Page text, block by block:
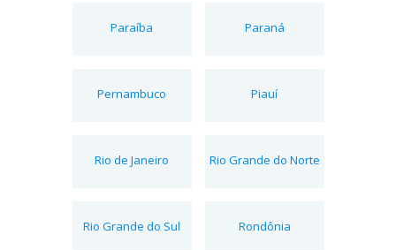
Paraíba Paraná
Pernambuco Piauí
Rio de Janeiro Rio Grande do Norte
Rio Grande do Sul Rondônia